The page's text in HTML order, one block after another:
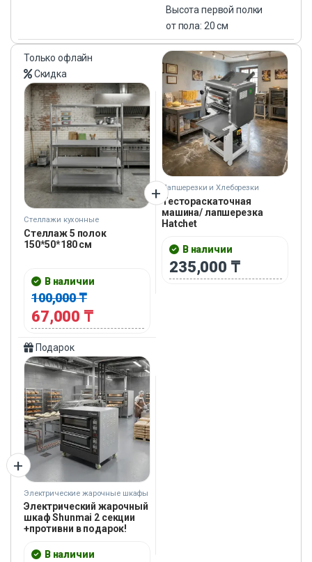
Высота первой полки
от пола: 20 см
Только офлайн
Скидка
Стеллажи кухонные
Стеллаж 5 полок
150*50*180 см
В наличии
100,000₸
67,000 ₸
Лапшерезки и Хлеборезки
Тестораскаточная
машина/ лапшерезка
Hatchet
В наличии
235,000 ₸
Подарок
Электрические жарочные шкафы
Электрический жарочный
шкаф Shunmai 2 секции
+противни в подарок!
В наличии